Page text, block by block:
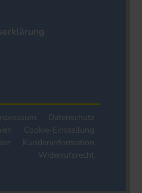
Datenschutz
Cookie-Einstellung
Kundeninformation
Widerrufsrecht